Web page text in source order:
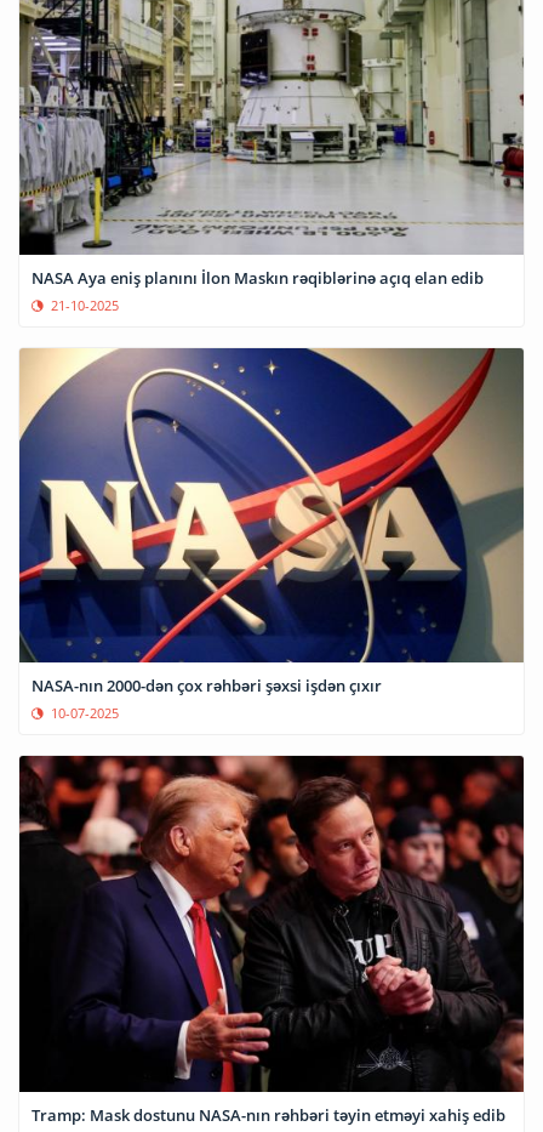
NASA Aya eniş planını İlon Maskın rəqiblərinə açıq elan edib
21-10-2025
NASA-nın 2000-dən çox rəhbəri şəxsi işdən çıxır
10-07-2025
Tramp: Mask dostunu NASA-nın rəhbəri təyin etməyi xahiş edib